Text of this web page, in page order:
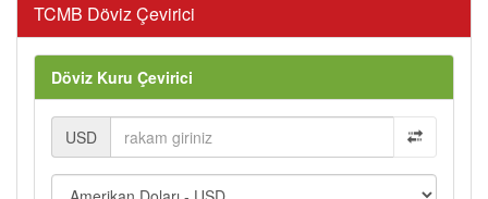
TCMB Döviz Çevirici
Döviz Kuru Çevirici
USD